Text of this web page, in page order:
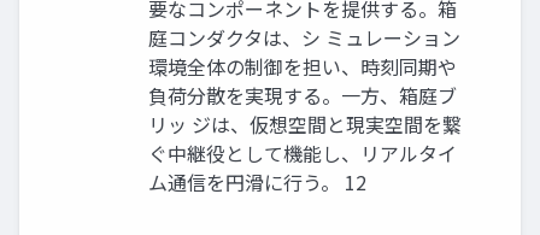
要なコンポーネントを提供する。箱
庭コンダクタは、シ ミュレーション
環境全体の制御を担い、時刻同期や
負荷分散を実現する。一方、箱庭ブ
リッ ジは、仮想空間と現実空間を繋
ぐ中継役として機能し、リアルタイ
ム通信を円滑に行う。 12